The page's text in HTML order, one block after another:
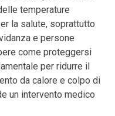
temperature
la salute, soprattutto
e persone
come proteggersi
per ridurre il
da calore e colpo di
un intervento medico